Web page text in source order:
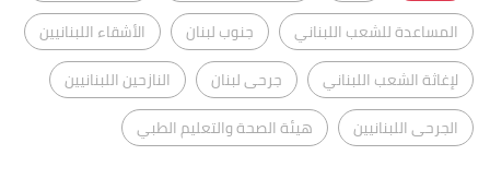
المساعدة للشعب اللبناني
جنوب لبنان
الأشقاء اللبنانيين
لإغاثة الشعب اللبناني
جرحى لبنان
النازحين اللبنانيين
الجرحى اللبنانيين
هيئة الصحة والتعليم الطبي